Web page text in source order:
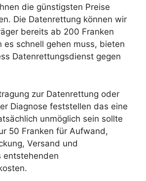
die günstigsten Preise
Die Datenrettung können wir
bereits ab 200 Franken
es schnell gehen muss, bieten
Datenrettungsdienst gegen
zur Datenrettung oder
Diagnose feststellen das eine
unmöglich sein sollte
50 Franken für Aufwand,
Versand und
entstehenden